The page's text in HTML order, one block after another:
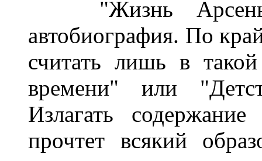
"Жизнь
автобиография. По
считать лишь в
времени" или
Излагать
прочтет всякий